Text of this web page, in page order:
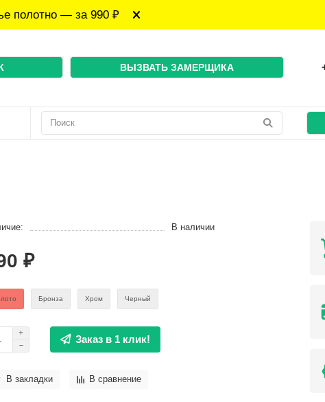
полотно — за 990 ₽
ВЫЗВАТЬ ЗАМЕРЩИКА
В наличии
₽
Бронза Хром Черный
Заказ в 1 клик!
В закладки В сравнение